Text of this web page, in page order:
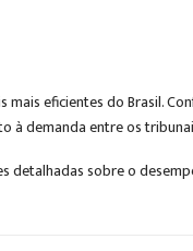
eficientes do Brasil.
à demanda entre os
detalhadas sobre o